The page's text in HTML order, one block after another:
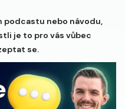
podcastu nebo návodu,
je to pro vás vůbec
se.